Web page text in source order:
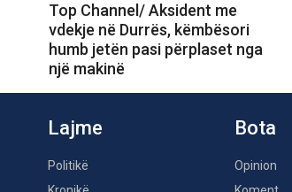
Top Channel/ Aksident me
vdekje në Durrës, këmbësori
humb jetën pasi përplaset nga
një makinë
Lajme
Politikë
Bota
Opinion